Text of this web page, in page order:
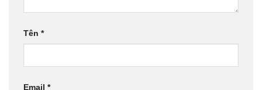
Tên *
Email *